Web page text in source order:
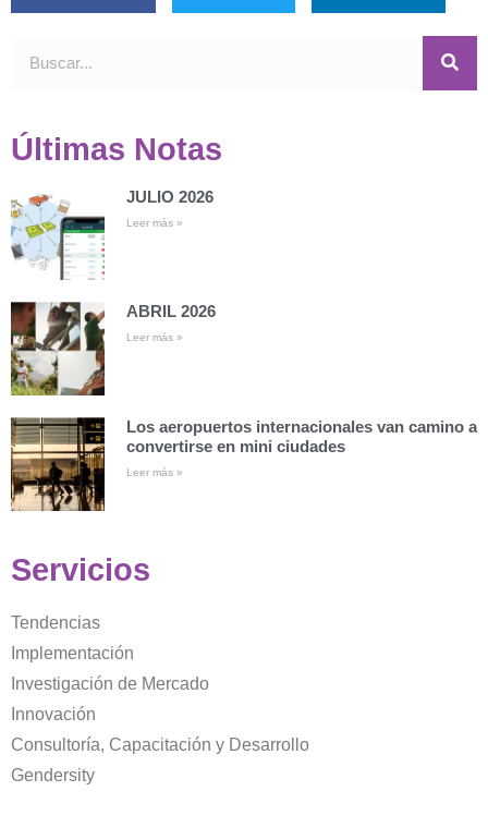
Últimas Notas
JULIO 2026
Leer más »
ABRIL 2026
Leer más »
Los aeropuertos internacionales van camino a
convertirse en mini ciudades
Leer más »
Servicios
Tendencias
Implementación
Investigación de Mercado
Innovación
Consultoría, Capacitación y Desarrollo
Gendersity